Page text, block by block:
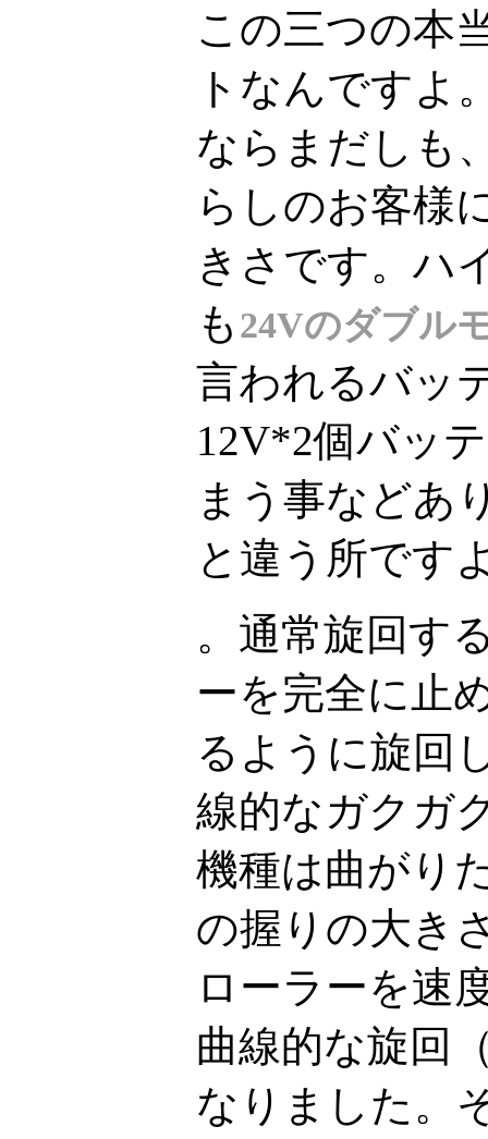
この三つの本
トなんですよ
ならまだしも
らしのお客様
きさです。ハ
も 24Vのダブル
言われるバッ
12V*2個バッ
まう事などあ
と違う所です
。通常旋回す
ーを完全に止
るように旋回
線的なガクガ
機種は曲がり
の握りの大き
ローラーを速
曲線的な旋回
なりました。